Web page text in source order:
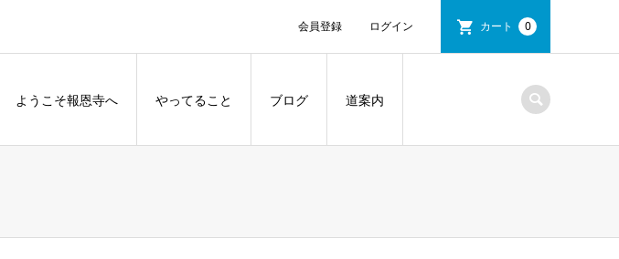
会員登録 ログイン カート 0
ようこそ報恩寺へ やってること ブログ 道案内